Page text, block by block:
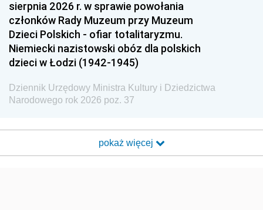
sierpnia 2026 r. w sprawie powołania
członków Rady Muzeum przy Muzeum
Dzieci Polskich - ofiar totalitaryzmu.
Niemiecki nazistowski obóz dla polskich
dzieci w Łodzi (1942-1945)
Dziennik Urzędowy Ministra Kultury i Dziedzictwa
Narodowego rok 2026 poz. 37
pokaż więcej